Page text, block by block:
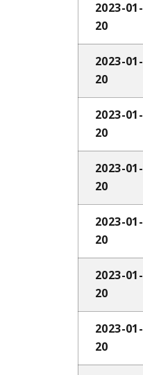
2023-01-
20
2023-01-
20
2023-01-
20
2023-01-
20
2023-01-
20
2023-01-
20
2023-01-
20